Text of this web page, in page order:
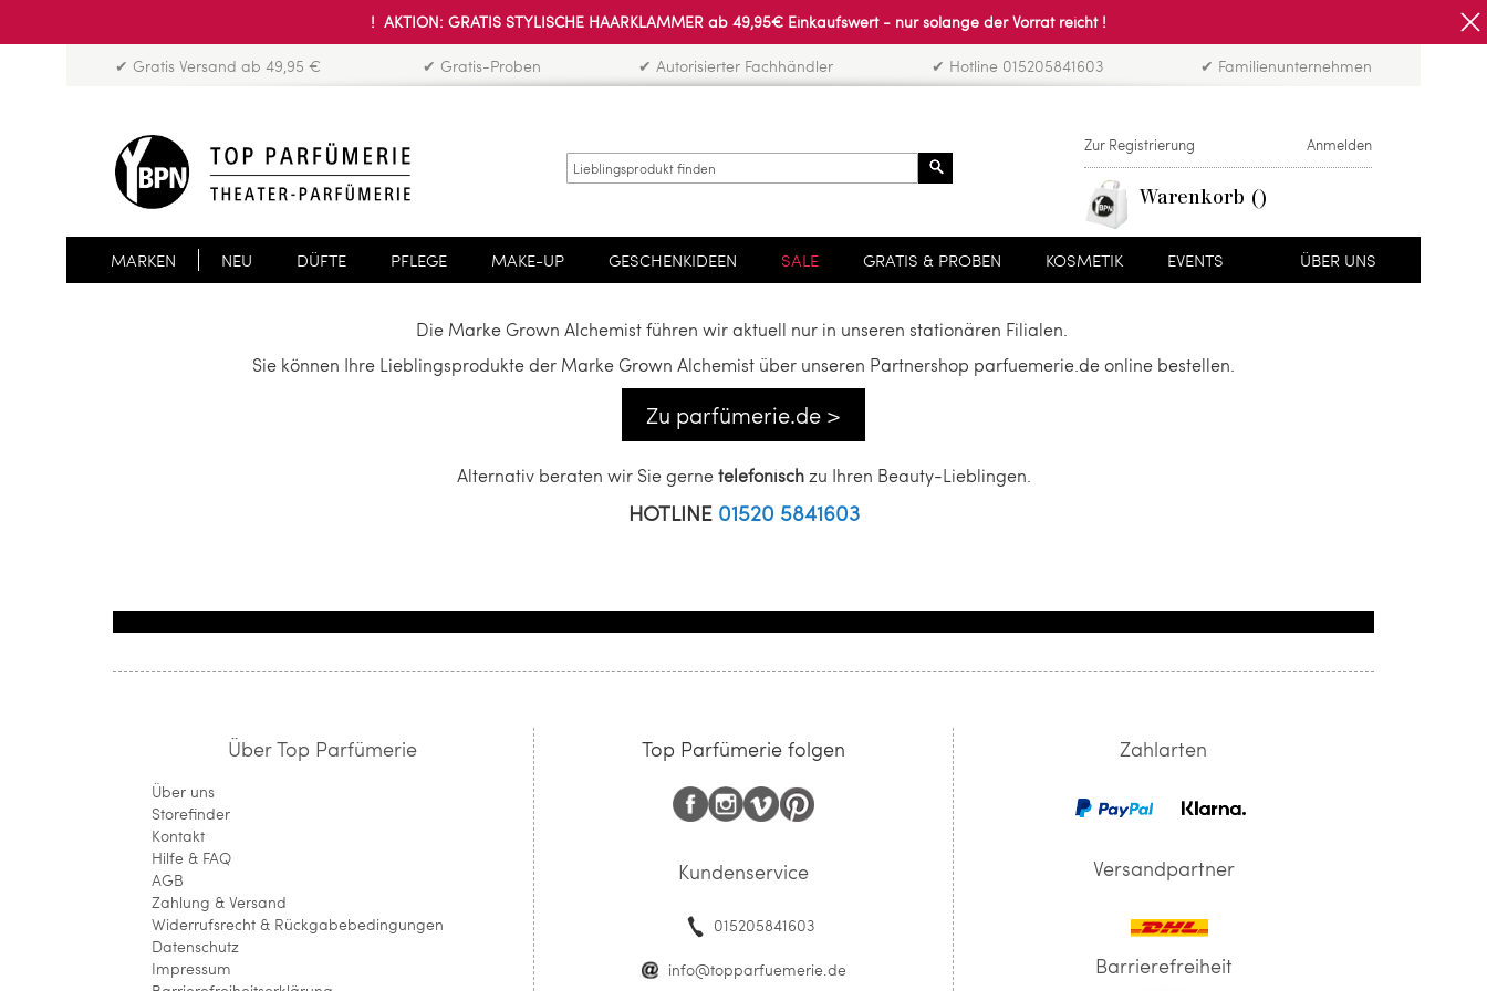
! AKTION: GRATIS STYLISCHE HAARKLAMMER ab 49,95€ Einkaufswert - nur solange der Vorrat reicht !
✔ Gratis Versand ab 49,95 € ✔ Gratis-Proben ✔ Autorisierter Fachhändler ✔ Hotline 015205841603 ✔ Familienunternehmen
Zur Registrierung Anmelden
Warenkorb
MARKEN NEU DÜFTE PFLEGE MAKE-UP GESCHENKIDEEN SALE GRATIS & PROBEN KOSMETIK EVENTS ÜBER UNS
Die Marke Grown Alchemist führen wir aktuell nur in unseren stationären Filialen.
Sie können Ihre Lieblingsprodukte der Marke Grown Alchemist über unseren Partnershop parfuemerie.de online bestellen.
Zu parfümerie.de >
Alternativ beraten wir Sie gernetelefonischzu Ihren Beauty-Lieblingen.
HOTLINE 01520 5841603
Über Top Parfümerie
Über uns
Storefinder
Kontakt
Hilfe & FAQ
AGB
Zahlung & Versand
Widerrufsrecht & Rückgabebedingungen
Datenschutz
Impressum
Top Parfümerie folgen
Kundenservice
015205841603
info@topparfuemerie.de
Zahlarten
Versandpartner
Barrierefreiheit